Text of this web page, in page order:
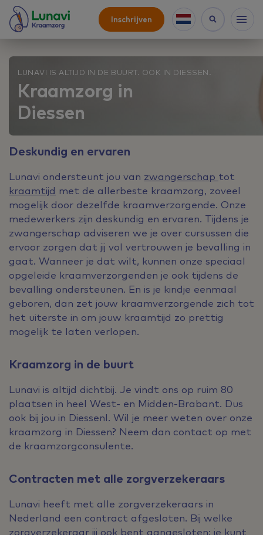
Inschrijven
LUNAVI IS ALTIJD IN DE BUURT. OOK IN DIESSEN.
Kraamzorg in
Diessen
Deskundig en ervaren
Lunavi ondersteunt jou van zwangerschap tot
kraamtijd met de allerbeste kraamzorg, zoveel
mogelijk door dezelfde kraamverzorgende. Onze
medewerkers zijn deskundig en ervaren. Tijdens je
zwangerschap adviseren we je over cursussen die
ervoor zorgen dat jij vol vertrouwen je bevalling in
gaat. Wanneer je dat wilt, kunnen onze speciaal
opgeleide kraamverzorgenden je ook tijdens de
bevalling ondersteunen. En is je kindje eenmaal
geboren, dan zet jouw kraamverzorgende zich tot
het uiterste in om jouw kraamtijd zo prettig
mogelijk te laten verlopen.
Kraamzorg in de buurt
Lunavi is altijd dichtbij. Je vindt ons op ruim 80
plaatsen in heel West- en Midden-Brabant. Dus
ook bij jou in Diessenl. Wil je meer weten over onze
kraamzorg in Diessen? Neem dan contact op met
de kraamzorgconsulente.
Contracten met alle zorgverzekeraars
Lunavi heeft met alle zorgverzekeraars in
Nederland een contract afgesloten. Bij welke
zorgverzekeraar jij ook bent aangesloten: je kunt